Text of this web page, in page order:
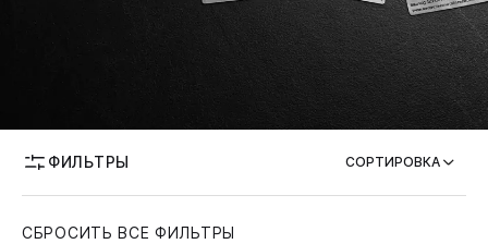
ФИЛЬТРЫ СОРТИРОВКА
СБРОСИТЬ ВСЕ ФИЛЬТРЫ